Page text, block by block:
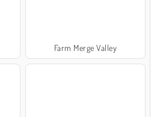
Farm Merge Valley